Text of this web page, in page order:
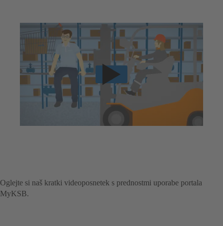
Oglejte si naš kratki videoposnetek s prednostmi uporabe portala
MyKSB.